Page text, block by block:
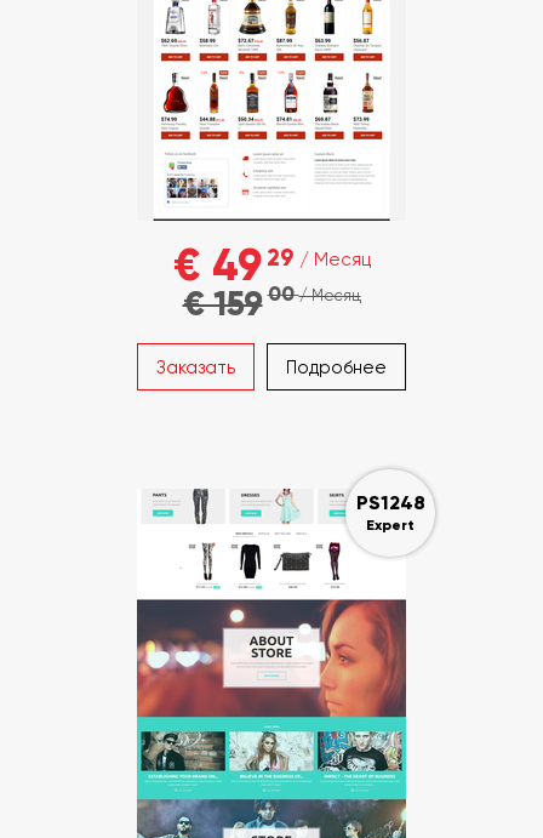
€ 49 29 / Месяц
€ 15900/ Месяц
Заказать Подробнее
PS1248
Expert